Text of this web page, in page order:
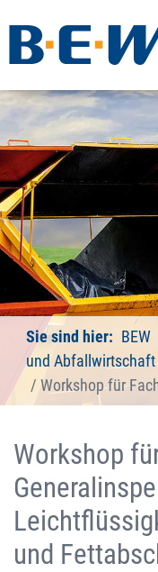
Sie sind hier: BEW
und Abfallwirtschaft
Workshop für
Workshop
und